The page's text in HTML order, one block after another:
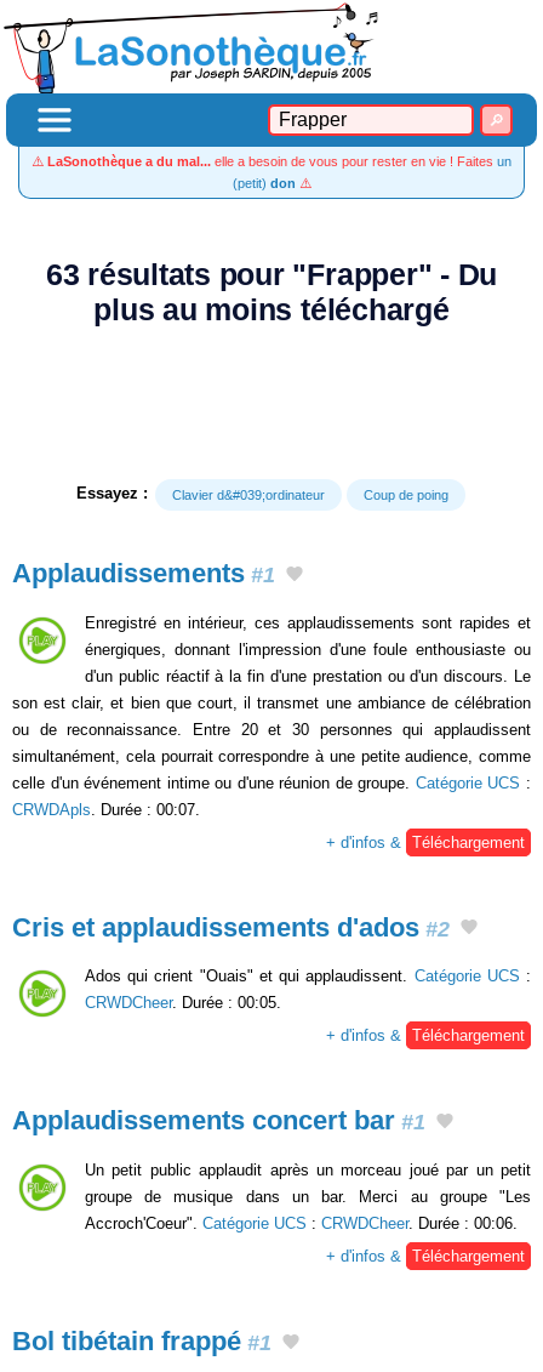
⚠️ LaSonothèque a du mal... elle a besoin de vous pour rester en vie ! Faites un
(petit) don ⚠️
63 résultats pour "Frapper" - Du
plus au moins téléchargé
Essayez : Clavier d&#039;ordinateur Coup de poing
Applaudissements #1
Enregistré en intérieur, ces applaudissements sont rapides et
énergiques, donnant l'impression d'une foule enthousiaste ou
d'un public réactif à la fin d'une prestation ou d'un discours. Le
son est clair, et bien que court, il transmet une ambiance de célébration
ou de reconnaissance. Entre 20 et 30 personnes qui applaudissent
simultanément, cela pourrait correspondre à une petite audience, comme
celle d'un événement intime ou d'une réunion de groupe. Catégorie UCS :
CRWDApls . Durée : 00:07.
+ d'infos &
Téléchargement
Cris et applaudissements d'ados #2
Ados qui crient "Ouais" et qui applaudissent. Catégorie UCS :
CRWDCheer. Durée : 00:05.
+ d'infos & Téléchargement
Applaudissements concert bar #1
Un petit public applaudit après un morceau joué par un petit
groupe de musique dans un bar. Merci au groupe "Les
Accroch'Coeur". Catégorie UCS : CRWDCheer. Durée : 00:06.
+ d'infos &
Téléchargement
Bol tibétain frappé #1